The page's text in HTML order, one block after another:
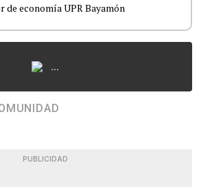
de economía UPR Bayamón
...
PUBLICIDAD